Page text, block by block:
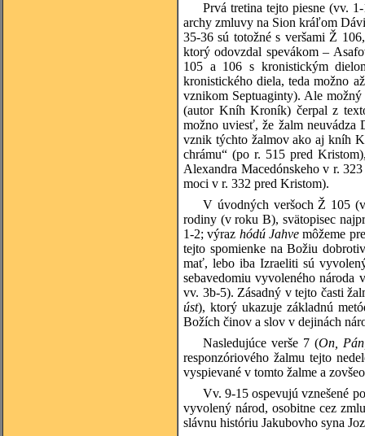
Prvá tretina tejto piesne (vv.
archy zmluvy na Sion kráľom
35-36 sú totožné s veršami Ž
ktorý odovzdal spevákom –
105 a 106 s kronistickým
kronistického diela, teda možno
vznikom Septuaginty). Ale
(autor Kníh Kroník) čerpal z
možno uviesť, že žalm neuvádza
vznik týchto žalmov ako aj kníh
chrámu“ (po r. 515 pred
Alexandra Macedónskeho v r.
moci v r. 332 pred Kristom).
V úvodných veršoch Ž 105
rodiny (v roku B), svätopisec
1-2; výraz hódúJahvemôžeme
tejto spomienke na Božiu
mať, lebo iba Izraeliti sú
sebavedomiu vyvoleného národa
vv. 3b-5). Zásadný v tejto časti
úst), ktorý ukazuje základnú
Božích činov a slov v dejinách
Nasledujúce verše 7 (On,
responzóriového žalmu tejto
vyspievané v tomto žalme a
Vv. 9-15 ospevujú vznešené
vyvolený národ, osobitne cez
slávnu históriu Jakubovho syna